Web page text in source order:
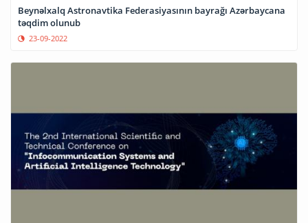
Beynəlxalq Astronavtika Federasiyasının bayrağı Azərbaycana
təqdim olunub
23-09-2022